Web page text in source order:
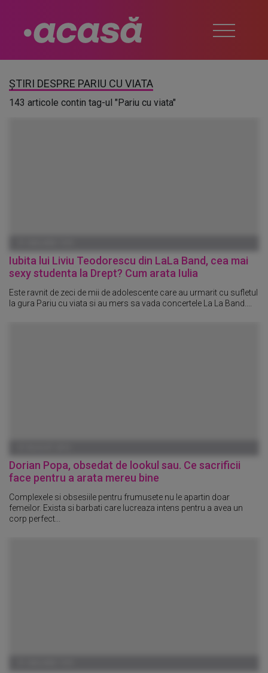
ȘTIRI DESPRE PARIU CU VIATA
143 articole contin tag-ul "Pariu cu viata"
Iubita lui Liviu Teodorescu din LaLa Band, cea mai
sexy studenta la Drept? Cum arata Iulia
Este ravnit de zeci de mii de adolescente care au urmarit cu sufletul
la gura Pariu cu viata si au mers sa vada concertele La La Band....
Dorian Popa, obsedat de lookul sau. Ce sacrificii
face pentru a arata mereu bine
Complexele si obsesiile pentru frumusete nu le apartin doar
femeilor. Exista si barbati care lucreaza intens pentru a avea un
corp perfect...